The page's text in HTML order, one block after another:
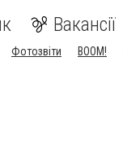
Вакансії
Фотозвіти BOOM!